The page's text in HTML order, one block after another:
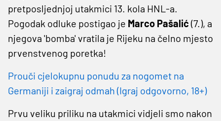
pretposljednjoj utakmici 13. kola HNL-a.
Pogodak odluke postigao je Marco Pašalić (7.), a
njegova 'bomba' vratila je Rijeku na čelno mjesto
prvenstvenog poretka!
Prouči cjelokupnu ponudu za nogomet na
Germaniji i zaigraj odmah (Igraj odgovorno, 18+)
Prvu veliku priliku na utakmici vidjeli smo nakon